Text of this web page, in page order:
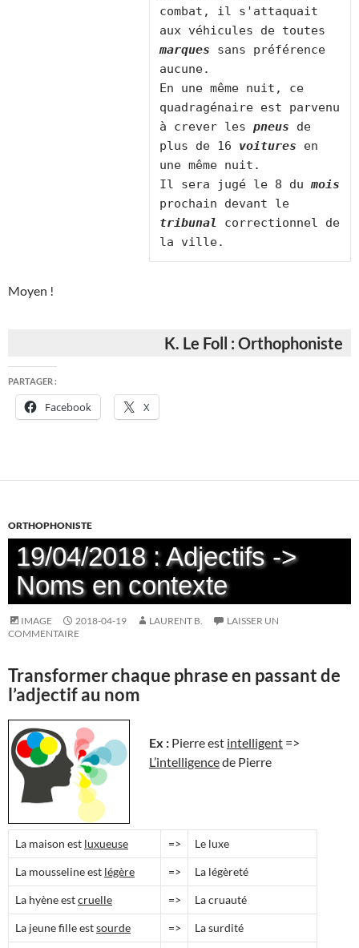
combat, il s'attaquait
marques sans préférence
aucune.
En une même nuit, ce
quadragénaire est parvenu
à crever les pneus de
plus de 16 voitures en
une même nuit.
Il sera jugé le 8 du mois
tribunal
correctionnel de
Moyen !
K. Le Foll : Orthophoniste
PARTAGER :
Facebook X
ORTHOPHONISTE
19/04/2018 : Adjectifs ->
Noms en contexte
IMAGE 2018-04-19 LAURENT B.
LAISSER UN
COMMENTAIRE
Transformer chaque phrase en passant de
l’adjectif au nom
Ex : Pierre est intelligent =>
L’intelligencede Pierre
La maison est luxueuse => Le luxe
La mousseline est légère => La légèreté
La hyène estcruelle => La cruauté
La jeune fille estsourde => La surdité